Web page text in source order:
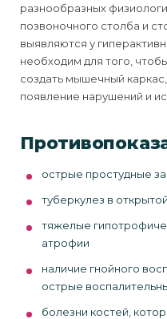
разнообразных
позвоночного столба и
выявляются у
необходим для того,
создать мышечный
появление нарушений и
острые простудные
туберкулез в
тяжелые
атрофии
наличие гнойного
острые
болезни костей,